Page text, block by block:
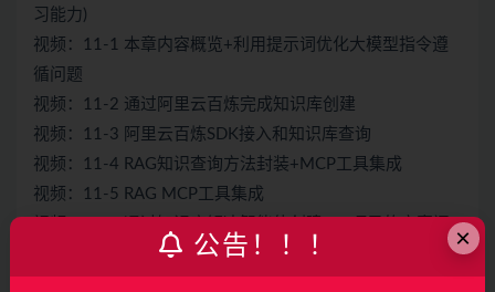
习能力)
视频：11-1 本章内容概览+利用提示词优化大模型指令遵
循问题
视频：11-2 通过阿里云百炼完成知识库创建
视频：11-3 阿里云百炼SDK接入和知识库查询
视频：11-4 RAG知识查询方法封装+MCP工具集成
视频：11-5 RAG MCP工具集成
×
公告！！！